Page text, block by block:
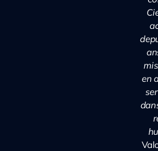
en